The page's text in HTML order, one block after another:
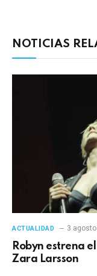
NOTICIAS
ACTUALIDAD 3
Robyn estrena
Zara Larsson